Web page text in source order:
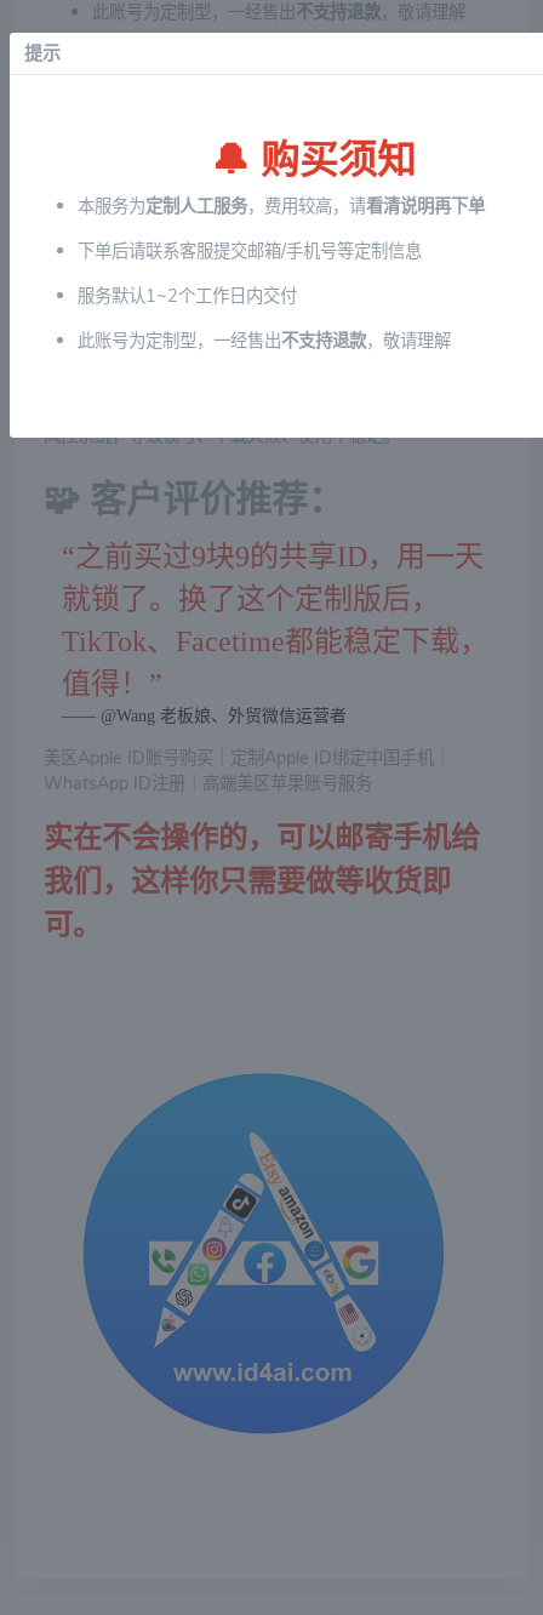
此账号为定制型，一经售出不支持退款，敬请理解
A：100%人工注册，不存在共享IP和设备指纹问题，极大降
低锁号风险。
Q2：能用来充值、长期使用吗？
A：可以。美区ID可正常充值、下载App、长期使用不掉号。
Q3：和市面上的共享ID有什么不同？
风控系统，导致锁号、下载失败、使用不稳定。
🧩 客户评价推荐：
“之前买过9块9的共享ID，用一天
就锁了。换了这个定制版后，
TikTok、Facetime都能稳定下载，
值得！”
—— @Wang 老板娘、外贸微信运营者
美区Apple ID账号购买｜定制Apple ID绑定中国手机｜
WhatsApp ID注册｜高端美区苹果账号服务
实在不会操作的，可以邮寄手机给
我们，这样你只需要做等收货即
可。
提示
🔔 购买须知
本服务为定制人工服务，费用较高，请看清说明再下单
下单后请联系客服提交邮箱/手机号等定制信息
服务默认1~2个工作日内交付
此账号为定制型，一经售出不支持退款，敬请理解